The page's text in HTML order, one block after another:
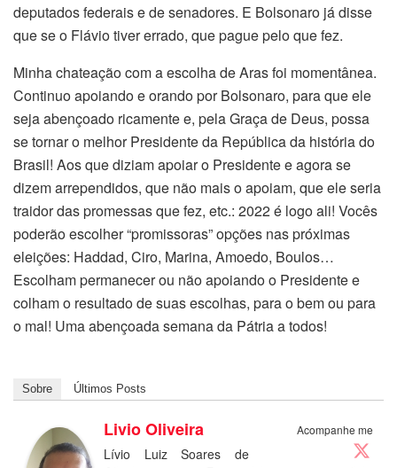
deputados federais e de senadores. E Bolsonaro já disse
que se o Flávio tiver errado, que pague pelo que fez.
Minha chateação com a escolha de Aras foi momentânea.
Continuo apoiando e orando por Bolsonaro, para que ele
seja abençoado ricamente e, pela Graça de Deus, possa
se tornar o melhor Presidente da República da história do
Brasil! Aos que diziam apoiar o Presidente e agora se
dizem arrependidos, que não mais o apoiam, que ele seria
traidor das promessas que fez, etc.: 2022 é logo ali! Vocês
poderão escolher “promissoras” opções nas próximas
eleições: Haddad, Ciro, Marina, Amoedo, Boulos…
Escolham permanecer ou não apoiando o Presidente e
colham o resultado de suas escolhas, para o bem ou para
o mal! Uma abençoada semana da Pátria a todos!
Sobre Últimos Posts
Acompanhe me
Livio Oliveira
Lívio Luiz Soares de